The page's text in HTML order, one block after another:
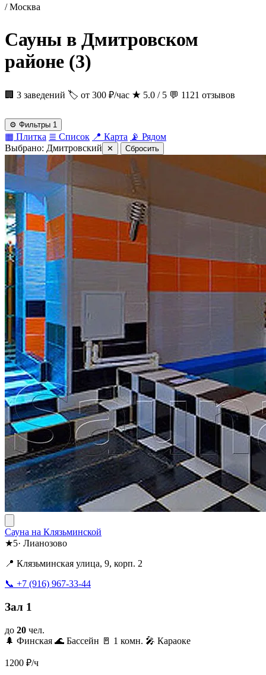
/ Москва
Сауны в Дмитровском
районе (3)
🏢 3 заведений 🏷 от 300 ₽/час ★ 5.0 / 5 💬 1121 отзывов
⚙ Фильтры 1
▦ Плитка ≣ Список 📍 Карта 📡 Рядом
Выбрано: Дмитровский ✕ Сбросить
Сауна на Клязьминской
★5· Лианозово
📍 Клязьминская улица, 9, корп. 2
📞 +7 (916) 967-33-44
Зал 1
до 20 чел.
🌲 Финская 🌊 Бассейн 🚪 1 комн. 🎤 Караоке
1200 ₽/ч